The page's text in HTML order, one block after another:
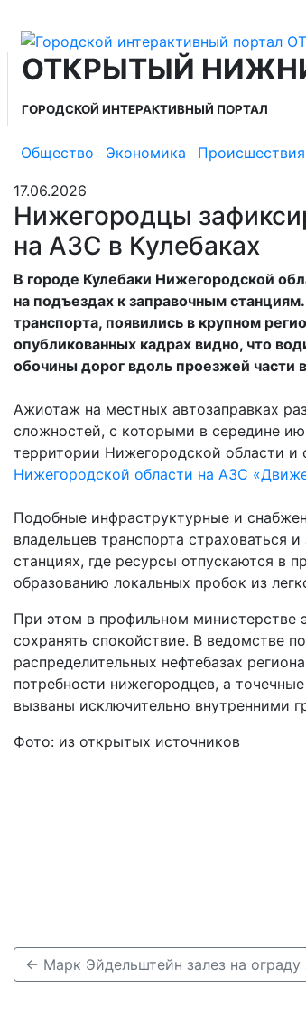
ОТКРЫТЫЙ
ГОРОДСКОЙ ИНТЕРАКТИВНЫЙ ПОРТАЛ
Общество Экономика Происшествия
17.06.2026
Нижегородцы
на АЗС в Кулебаках
В городе Кулебаки Нижегородской
на подъездах к заправочным
транспорта, появились в крупном
опубликованных кадрах видно, что
обочины дорог вдоль проезжей части
Ажиотаж на местных автозаправках
сложностей, с которыми в середине
территории Нижегородской области и
Нижегородской области на АЗС
Подобные инфраструктурные и
владельцев транспорта страховаться
станциях, где ресурсы отпускаются в
образованию локальных пробок из
При этом в профильном министерстве
сохранять спокойствие. В ведомстве
распределительных нефтебазах
потребности нижегородцев, а
вызваны исключительно внутренними
Фото: из открытых источников